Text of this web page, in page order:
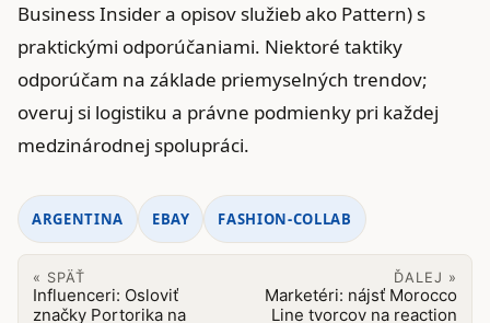
Business Insider a opisov služieb ako Pattern) s
praktickými odporúčaniami. Niektoré taktiky
odporúčam na základe priemyselných trendov;
overuj si logistiku a právne podmienky pri každej
medzinárodnej spolupráci.
ARGENTINA EBAY FASHION-COLLAB
« SPÄŤ
Influenceri: Osloviť
značky Portorika na
ĎALEJ »
Marketéri: nájsť Morocco
Line tvorcov na reaction